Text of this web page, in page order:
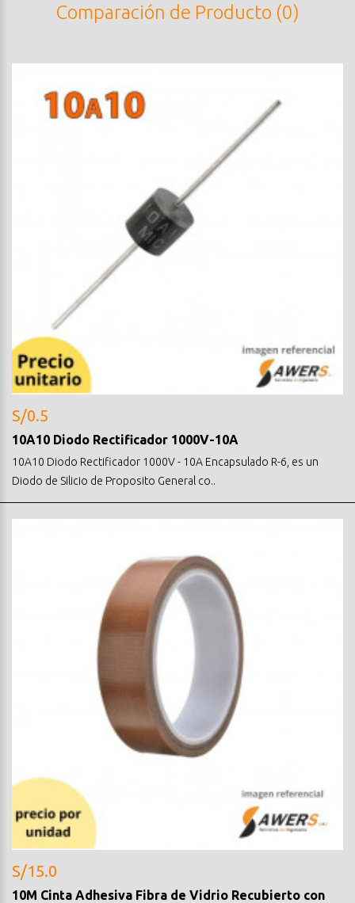
Comparación de Producto (0)
S/0.5
10A10 Diodo Rectificador 1000V-10A
10A10 Diodo Rectificador 1000V - 10A Encapsulado R-6, es un
Diodo de Silicio de Proposito General co..
S/15.0
10M Cinta Adhesiva Fibra de Vidrio Recubierto con